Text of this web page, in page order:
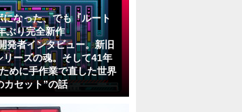
なった、でも『ルート
ぶり完全新作
発者インタビュー。新旧
リーズの魂。そして41年
めに手作業で直した世界
カセット”の話